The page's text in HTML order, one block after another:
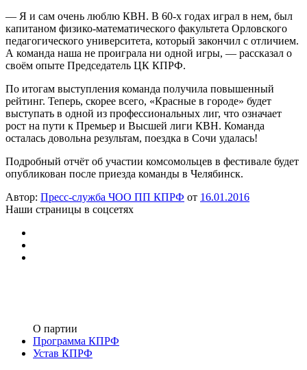
— Я и сам очень люблю КВН. В 60-х годах играл в нем, был
капитаном физико-математического факультета Орловского
педагогического университета, который закончил с отличием.
А команда наша не проиграла ни одной игры, — рассказал о
своём опыте Председатель ЦК КПРФ.
По итогам выступления команда получила повышенный
рейтинг. Теперь, скорее всего, «Красные в городе» будет
выступать в одной из профессиональных лиг, что означает
рост на пути к Премьер и Высшей лиги КВН. Команда
осталась довольна результам, поездка в Сочи удалась!
Подробный отчёт об участии комсомольцев в фестивале будет
опубликован после приезда команды в Челябинск.
Автор: Пресс-служба ЧОО ПП КПРФ от 16.01.2016
Наши страницы в соцсетях
О партии
Программа КПРФ
Устав КПРФ